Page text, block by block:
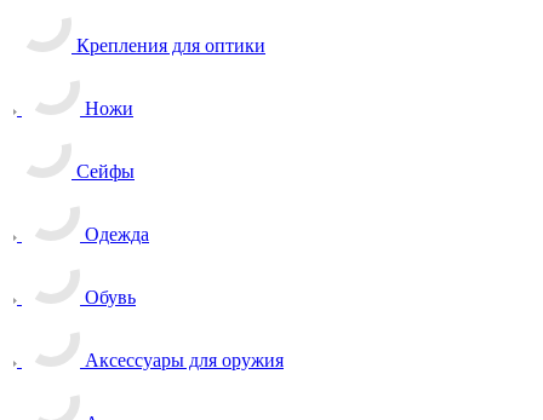
Крепления для оптики
Ножи
Сейфы
Одежда
Обувь
Аксессуары для оружия